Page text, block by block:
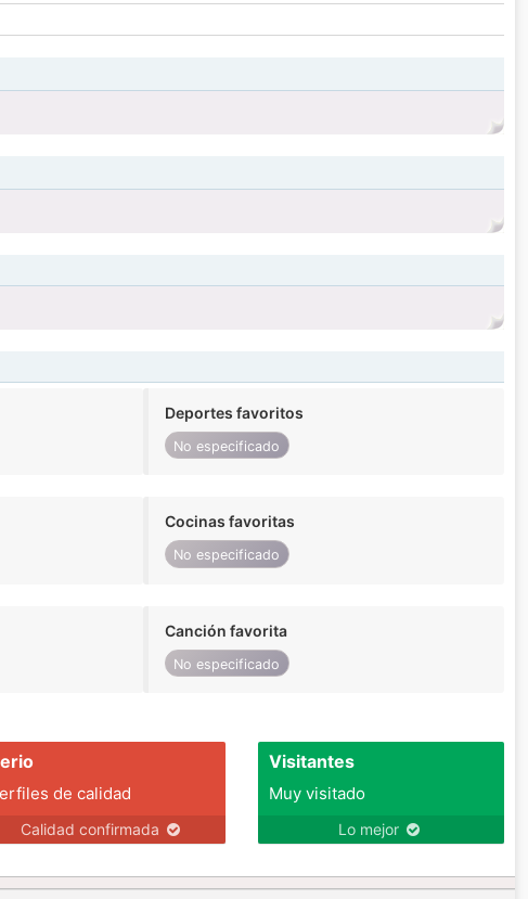
Deportes favoritos
No especificado
Cocinas favoritas
No especificado
Canción favorita
No especificado
de calidad
Calidad confirmada
Visitantes
Muy visitado
Lo mejor